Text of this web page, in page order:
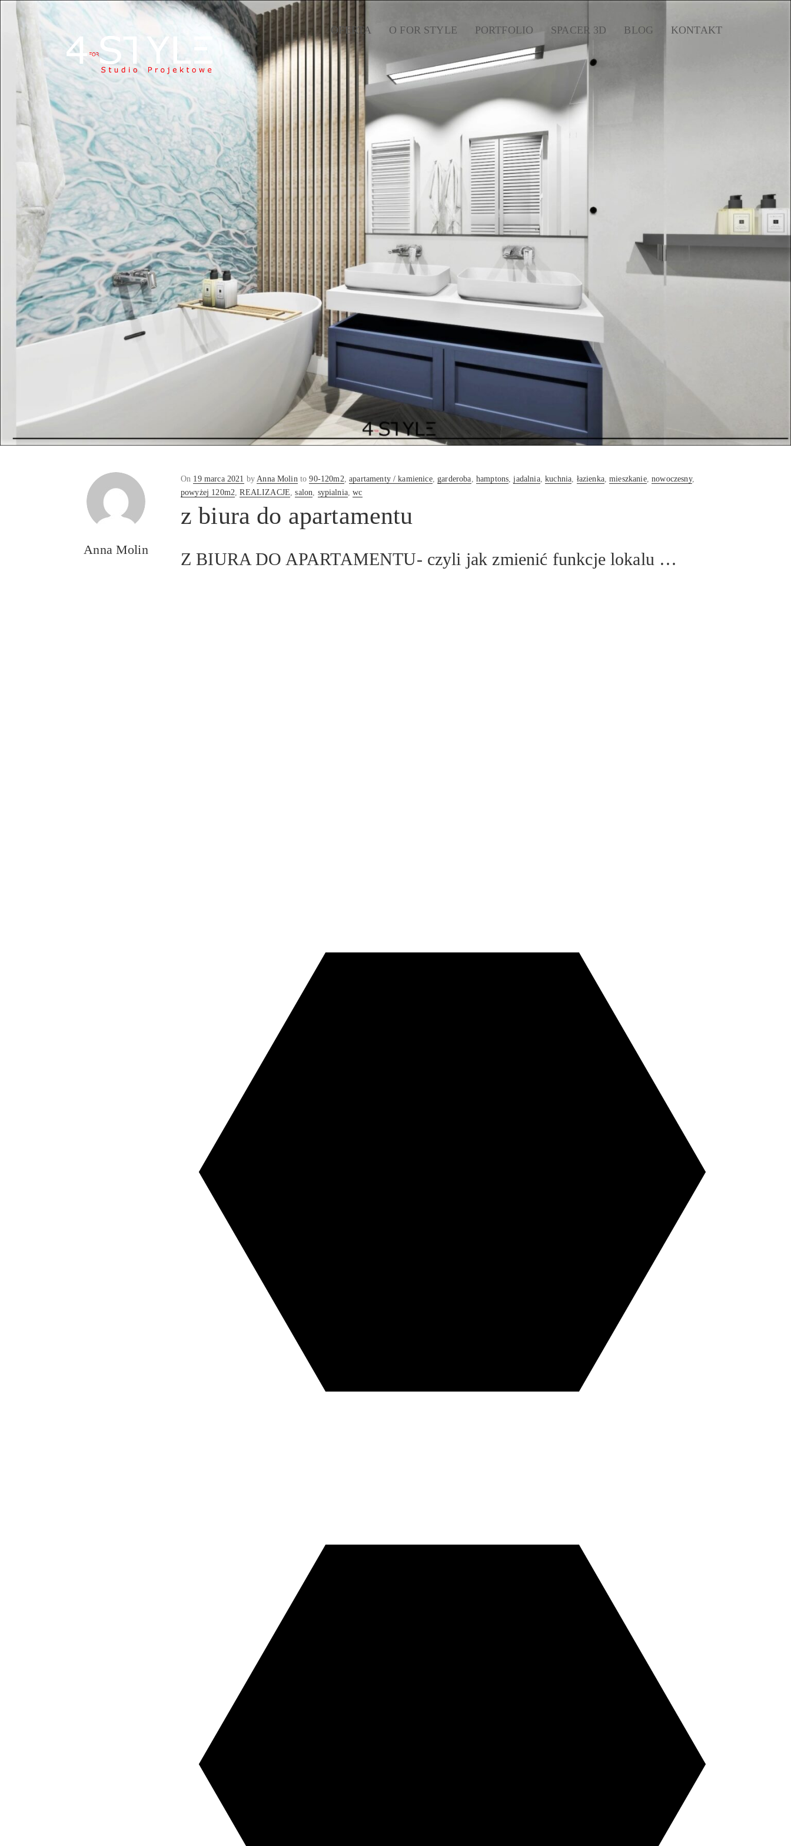
OFERTA O FOR STYLE PORTFOLIO SPACER 3D BLOG KONTAKT
Anna Molin
On Posted
on
19 marca 2021 by Anna Molin to90-120m2 ,apartamenty / kamienice,garderoba hamptons ,jadalnia,kuchnia łazienka,mieszkanie,nowoczesny,
powyżej 120m2 ,REALIZACJE ,salon sypialnia,wc
z biura do apartamentu
Z BIURA DO APARTAMENTU- czyli jak zmienić funkcje lokalu …